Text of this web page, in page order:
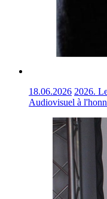
18.06.2026 2026.
Audiovisuel à